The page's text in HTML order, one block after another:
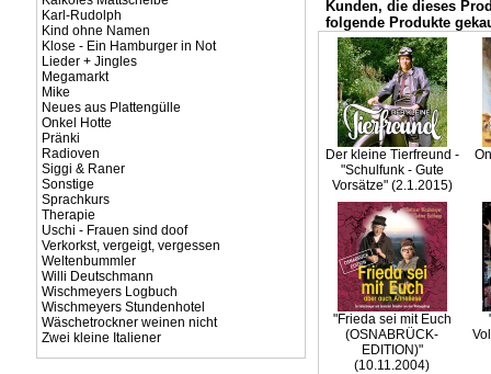
Karl-Rudolph
Kind ohne Namen
Klose - Ein Hamburger in Not
Lieder + Jingles
Megamarkt
Mike
Neues aus Plattengülle
Onkel Hotte
Pränki
Radioven
Siggi & Raner
Sonstige
Sprachkurs
Therapie
Uschi - Frauen sind doof
Verkorkst, vergeigt, vergessen
Weltenbummler
Willi Deutschmann
Wischmeyers Logbuch
Wischmeyers Stundenhotel
Wäschetrockner weinen nicht
Zwei kleine Italiener
Kunden, die dieses
folgende Produkte
Der kleine Tierfreund -
"Schulfunk - Gute
Vorsätze" (2.1.2015)
"Frieda sei mit Euch
(OSNABRÜCK-
EDITION)"
(10.11.2004)